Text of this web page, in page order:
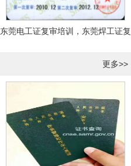
东莞电工证复审培训，东莞焊工证复
更多>>